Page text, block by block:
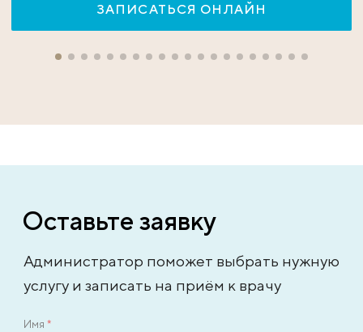
ЗАПИСАТЬСЯ ОНЛАЙН
Оставьте заявку
Администратор поможет выбрать нужную
услугу и записать на приём к врачу
Имя *